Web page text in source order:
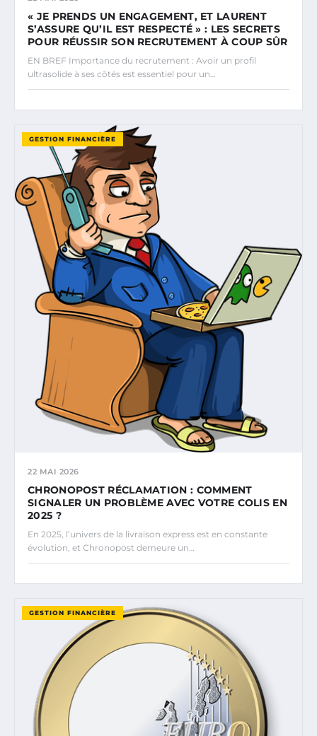
« JE PRENDS UN ENGAGEMENT, ET LAURENT
S’ASSURE QU’IL EST RESPECTÉ » : LES SECRETS
POUR RÉUSSIR SON RECRUTEMENT À COUP SÛR
EN BREF Importance du recrutement : Avoir un profil
ultrasolide à ses côtés est essentiel pour un…
GESTION FINANCIÈRE
22 MAI 2026
CHRONOPOST RÉCLAMATION : COMMENT
SIGNALER UN PROBLÈME AVEC VOTRE COLIS EN
2025 ?
En 2025, l’univers de la livraison express est en constante
évolution, et Chronopost demeure un…
GESTION FINANCIÈRE